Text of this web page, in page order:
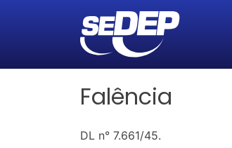
Falência
DL n° 7.661/45.